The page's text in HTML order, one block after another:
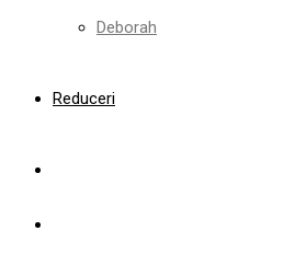
Deborah
Reduceri